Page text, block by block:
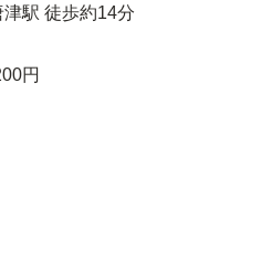
駅 徒歩約14分
円